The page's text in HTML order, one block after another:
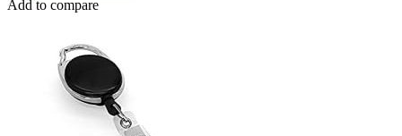
Add to compare